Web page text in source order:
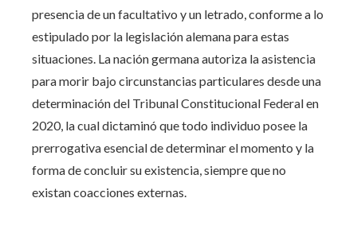
presencia de un facultativo y un letrado, conforme a lo
estipulado por la legislación alemana para estas
situaciones. La nación germana autoriza la asistencia
para morir bajo circunstancias particulares desde una
determinación del Tribunal Constitucional Federal en
2020, la cual dictaminó que todo individuo posee la
prerrogativa esencial de determinar el momento y la
forma de concluir su existencia, siempre que no
existan coacciones externas.